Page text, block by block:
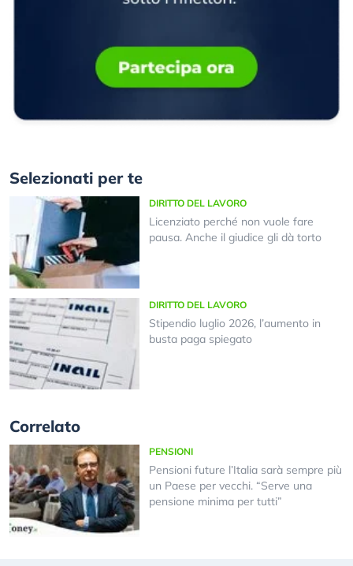
Selezionati per te
DIRITTO DEL LAVORO
Licenziato perché non vuole fare
pausa. Anche il giudice gli dà torto
DIRITTO DEL LAVORO
Stipendio luglio 2026, l’aumento in
busta paga spiegato
Correlato
PENSIONI
Pensioni future l’Italia sarà sempre più
un Paese per vecchi. “Serve una
pensione minima per tutti”